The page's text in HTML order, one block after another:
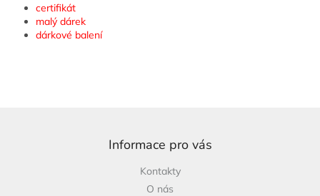
certifikát
malý dárek
dárkové balení
Informace pro vás
Kontakty
O nás